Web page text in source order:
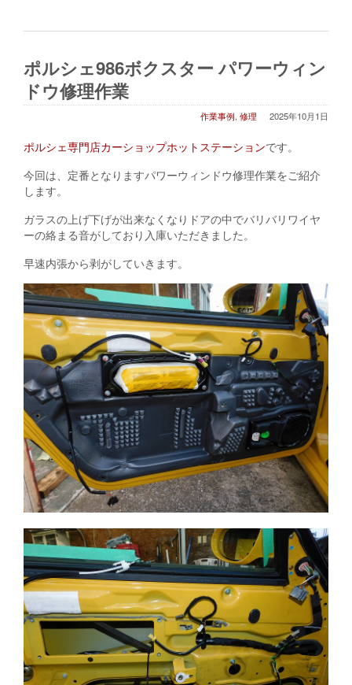
ポルシェ986ボクスター パワーウィン
ドウ修理作業
2025年10月1日
作業事例, 修理
ポルシェ専門店カーショップホットステーションです。
今回は、定番となりますパワーウィンドウ修理作業をご紹介
します。
ガラスの上げ下げが出来なくなりドアの中でバリバリワイヤ
ーの絡まる音がしており入庫いただきました。
早速内張から剥がしていきます。